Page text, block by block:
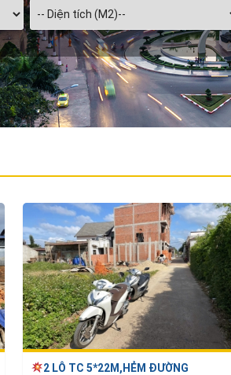
Chọn
diện
tích
m2
2 LÔ TC 5*22M,HẺM ĐƯỜNG